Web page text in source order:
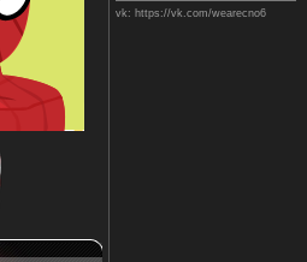
vk: https://vk.com/wearecno6